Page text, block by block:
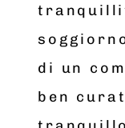
di un
ben